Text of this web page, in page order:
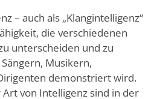
– auch als „Klangintelligenz“
die verschiedenen
unterscheiden und zu
Musikern,
demonstriert wird.
von Intelligenz sind in der